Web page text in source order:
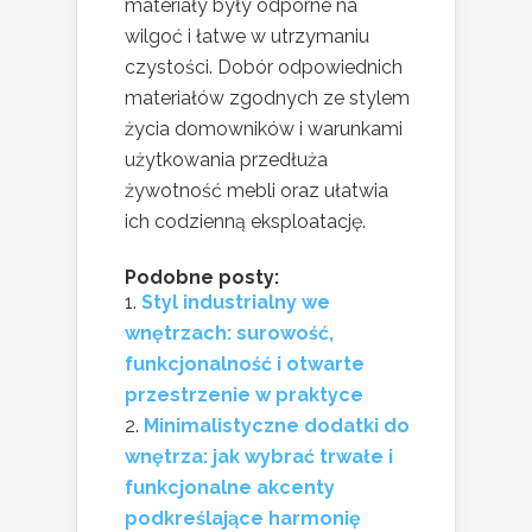
materiały były odporne na
wilgoć i łatwe w utrzymaniu
czystości. Dobór odpowiednich
materiałów zgodnych ze stylem
życia domowników i warunkami
użytkowania przedłuża
żywotność mebli oraz ułatwia
ich codzienną eksploatację.
Podobne posty:
Styl industrialny we
wnętrzach: surowość,
funkcjonalność i otwarte
przestrzenie w praktyce
Minimalistyczne dodatki do
wnętrza: jak wybrać trwałe i
funkcjonalne akcenty
podkreślające harmonię